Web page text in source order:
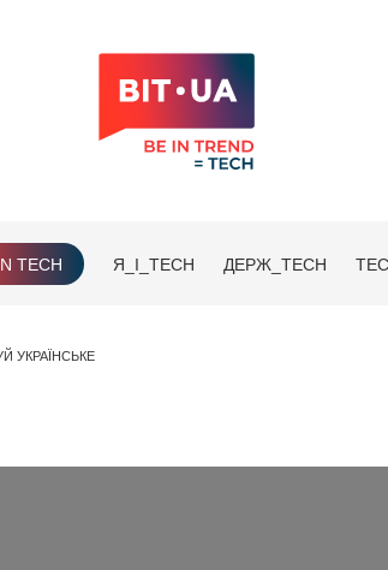
TECH Я_І_TECH ДЕРЖ_TECH
УКРАЇНСЬКЕ